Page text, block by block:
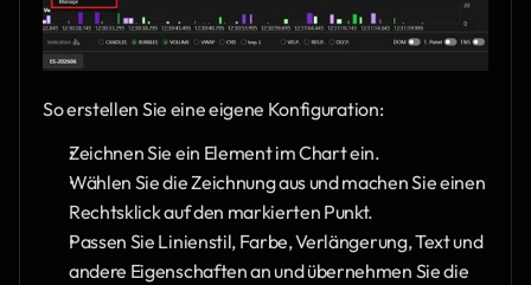
So erstellen Sie eine eigene Konfiguration:
Zeichnen Sie ein Element im Chart ein.
Wählen Sie die Zeichnung aus und machen Sie einen
Rechtsklick auf den markierten Punkt.
Passen Sie Linienstil, Farbe, Verlängerung, Text und
andere Eigenschaften an und übernehmen Sie die